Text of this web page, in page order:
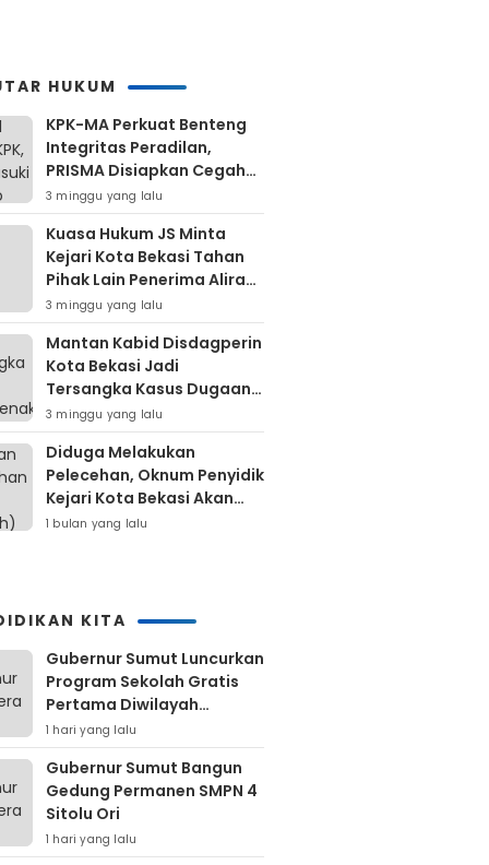
HUKUM
KPK-MA Perkuat Benteng
Integritas Peradilan,
PRISMA Disiapkan Cegah
Korupsi Sejak Hulu
3 minggu yang lalu
Kuasa Hukum JS Minta
Kejari Kota Bekasi Tahan
Pihak Lain Penerima Aliran
Dana Rp80 Juta
3 minggu yang lalu
Mantan Kabid Disdagperin
Kota Bekasi Jadi
Tersangka Kasus Dugaan
Pungli MCK Pasar
Bantargebang
3 minggu yang lalu
Diduga Melakukan
Pelecehan, Oknum Penyidik
Kejari Kota Bekasi Akan
Dilaporkan
1 bulan yang lalu
KITA
Gubernur Sumut Luncurkan
Program Sekolah Gratis
Pertama Diwilayah
Kepulauan Nias
1 hari yang lalu
Gubernur Sumut Bangun
Gedung Permanen SMPN 4
Sitolu Ori
1 hari yang lalu